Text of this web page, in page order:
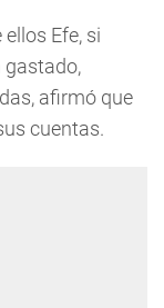
Efe, si
gastado,
afirmó que
cuentas.